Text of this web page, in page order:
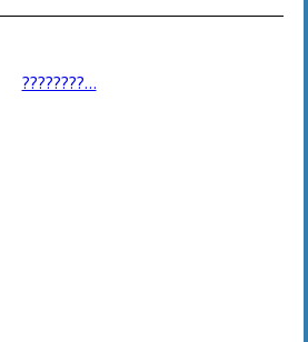
????????...